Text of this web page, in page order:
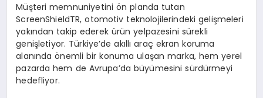
Müşteri memnuniyetini ön planda tutan
ScreenShieldTR, otomotiv teknolojilerindeki gelişmeleri
yakından takip ederek ürün yelpazesini sürekli
genişletiyor. Türkiye’de akıllı araç ekran koruma
alanında önemli bir konuma ulaşan marka, hem yerel
pazarda hem de Avrupa’da büyümesini sürdürmeyi
hedefliyor.